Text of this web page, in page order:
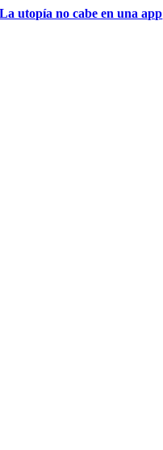
La utopía no cabe en una app